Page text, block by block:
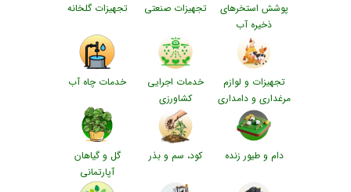
پوشش استخرهای
ذخیره آب
تجهیزات صنعتی تجهیزات گلخانه
تجهیزات و لوازم
مرغداری و دامداری
خدمات اجرایی
کشاورزی
خدمات چاه آب
دام و طیور زنده کود، سم و بذر
گل و گیاهان
آپارتمانی